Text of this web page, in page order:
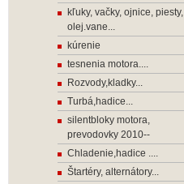
kľuky, vačky, ojnice, piesty,
olej.vane...
kúrenie
tesnenia motora....
Rozvody,kladky...
Turbá,hadice...
silentbloky motora,
prevodovky 2010--
Chladenie,hadice ....
Štartéry, alternátory...